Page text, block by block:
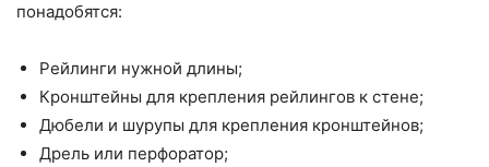
понадобятся:
Рейлинги нужной длины;
Кронштейны для крепления рейлингов к стене;
Дюбели и шурупы для крепления кронштейнов;
Дрель или перфоратор;